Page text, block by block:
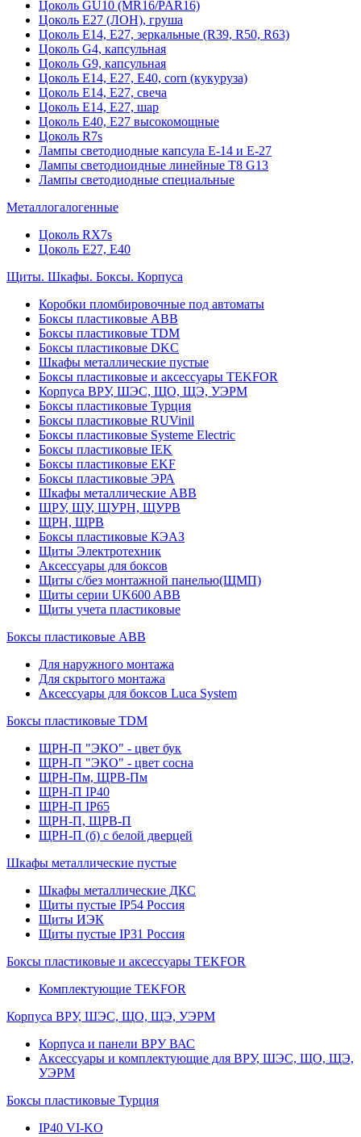
Цоколь GU10 (MR16/PAR16)
Цоколь Е27 (ЛОН), груша
Цоколь Е14, Е27, зеркальные (R39, R50, R63)
Цоколь G4, капсульная
Цоколь G9, капсульная
Цоколь Е14, Е27, Е40, corn (кукуруза)
Цоколь Е14, Е27, свеча
Цоколь Е14, Е27, шар
Цоколь Е40, Е27 высокомощные
Цоколь R7s
Лампы светодиодные капсула Е-14 и Е-27
Лампы светодиоидные линейные T8 G13
Лампы светодиодные специальные
Металлогалогенные
Цоколь RX7s
Цоколь Е27, E40
Щиты. Шкафы. Боксы. Корпуса
Коробки пломбировочные под автоматы
Боксы пластиковые ABB
Боксы пластиковые TDM
Боксы пластиковые DKC
Шкафы металлические пустые
Боксы пластиковые и аксессуары TEKFOR
Корпуса ВРУ, ШЭС, ЩО, ЩЭ, УЭРМ
Боксы пластиковые Турция
Боксы пластиковые RUVinil
Боксы пластиковые Systeme Electric
Боксы пластиковые IEK
Боксы пластиковые EKF
Боксы пластиковые ЭРА
Шкафы металлические ABB
ЩРУ, ЩУ, ЩУРН, ЩУРВ
ЩРН, ЩРВ
Боксы пластиковые КЭАЗ
Щиты Электротехник
Аксессуары для боксов
Щиты с/без монтажной панелью(ЩМП)
Щиты серии UK600 ABB
Щиты учета пластиковые
Боксы пластиковые ABB
Для наружного монтажа
Для скрытого монтажа
Аксессуары для боксов Luca System
Боксы пластиковые TDM
ЩРН-П "ЭКО" - цвет бук
ЩРН-П "ЭКО" - цвет сосна
ЩРН-Пм, ЩРВ-Пм
ЩРН-П IP40
ЩРН-П IP65
ЩРН-П, ЩРВ-П
ЩРН-П (б) с белой дверцей
Шкафы металлические пустые
Шкафы металлические ДКС
Щиты пустые IP54 Россия
Щиты ИЭК
Щиты пустые IP31 Россия
Боксы пластиковые и аксессуары TEKFOR
Комплектующие TEKFOR
Корпуса ВРУ, ШЭС, ЩО, ЩЭ, УЭРМ
Корпуса и панели ВРУ ВАС
Аксессуары и комплектующие для ВРУ, ШЭС, ЩО, ЩЭ,
УЭРМ
Боксы пластиковые Турция
IP40 VI-KO